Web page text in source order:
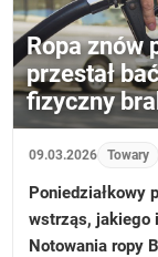
Ropa znów
przestał
fizyczny
09.03.2026 Towary
Poniedziałkowy
wstrząs, jakiego
Notowania ropy